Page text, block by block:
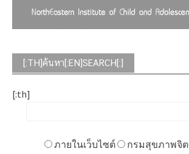
[:TH]ค้นหา[:EN]SEARCH[:]
[:th]
ภายในเว็บไซต์ กรมสุขภาพจิต